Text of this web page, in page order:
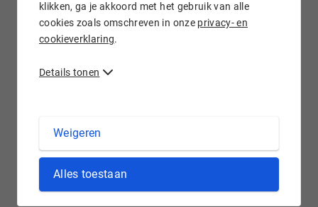
klikken, ga je akkoord met het gebruik van alle
cookies zoals omschreven in onze privacy- en
cookieverklaring.
Details tonen
Weigeren
Alles toestaan
Wij staan voor je klaar!
.FISHING domein registreren bij Hostnet
Vissen gebeurt zowel in professionele als in sport- en
ontspanningsvorm. Voor beide vormen zijn .fishing
domeinnamengeschikt. De .fishing extensie is ideaal voor de